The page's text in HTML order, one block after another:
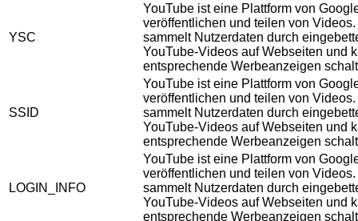
YSC
YouTube ist eine Plattform von
veröffentlichen und teilen von
sammelt Nutzerdaten durch
YouTube-Videos auf Webseiten und
entsprechende Werbeanzeigen
SSID
YouTube ist eine Plattform von
veröffentlichen und teilen von
sammelt Nutzerdaten durch
YouTube-Videos auf Webseiten und
entsprechende Werbeanzeigen
LOGIN_INFO
YouTube ist eine Plattform von
veröffentlichen und teilen von
sammelt Nutzerdaten durch
YouTube-Videos auf Webseiten und
entsprechende Werbeanzeigen